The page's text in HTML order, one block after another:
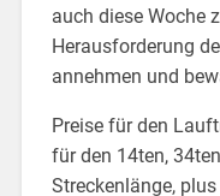
auch diese Woche
Herausforderung
annehmen und
Preise für den
für den 14ten,
Streckenlänge,